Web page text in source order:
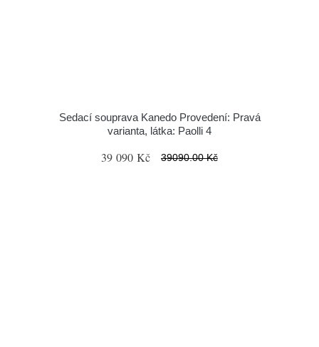
Sedací souprava Kanedo Provedení: Pravá
varianta, látka: Paolli 4
39 090 Kč 39090.00 Kč